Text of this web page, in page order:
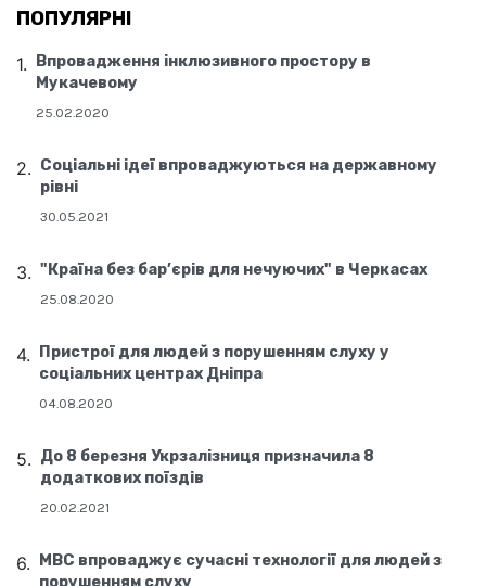
ПОПУЛЯРНІ
Впровадження інклюзивного простору в
Мукачевому
25.02.2020
Соціальні ідеї впроваджуються на державному
рівні
30.05.2021
"Країна без бар’єрів для нечуючих" в Черкасах
25.08.2020
Пристрої для людей з порушенням слуху у
соціальних центрах Дніпра
04.08.2020
До 8 березня Укрзалізниця призначила 8
додаткових поїздів
20.02.2021
МВС впроваджує сучасні технології для людей з
порушенням слуху